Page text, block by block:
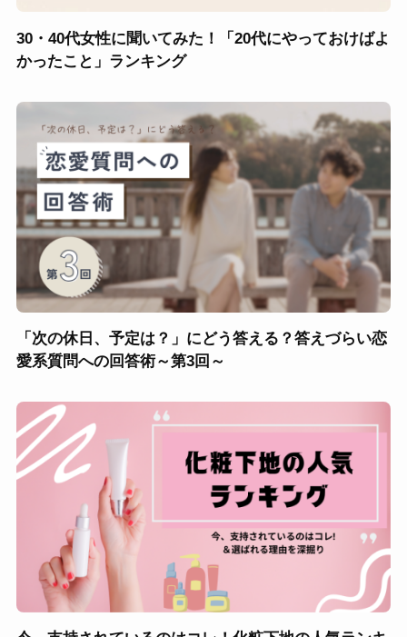
30・40代女性に聞いてみた！「20代にやっておけばよ
かったこと」ランキング
「次の休日、予定は？」にどう答える？答えづらい恋
愛系質問への回答術～第3回～